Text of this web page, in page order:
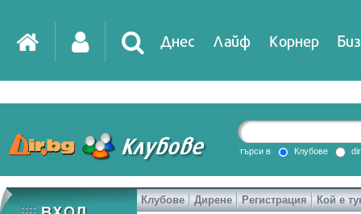
Днес Лайф Корнер
DirTV Impressio
Games
търси в Клубове
Клубове Дирене Регистрация Кой е